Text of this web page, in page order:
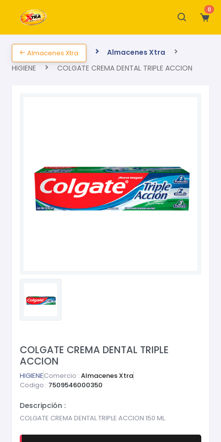
0
Almacenes Xtra
Almacenes Xtra
HIGIENE
COLGATE CREMA DENTAL TRIPLE ACCION
COLGATE CREMA DENTAL TRIPLE
ACCION
HIGIENEComercio : Almacenes Xtra
Codigo : 7509546000350
Descripción :
COLGATE CREMA DENTAL TRIPLE ACCION 150 ML.